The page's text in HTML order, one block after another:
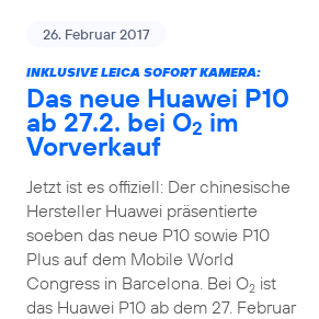
26. Februar 2017
INKLUSIVE LEICA SOFORT KAMERA:
Das neue Huawei P10
ab 27.2. bei O2 im
Vorverkauf
Jetzt ist es offiziell: Der chinesische
Hersteller Huawei präsentierte
soeben das neue P10 sowie P10
Plus auf dem Mobile World
Congress in Barcelona. Bei O2ist
das Huawei P10 ab dem 27. Februar